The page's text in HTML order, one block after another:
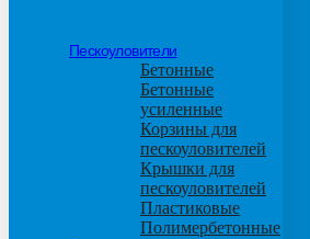
Пескоуловители
Бетонные
Бетонные
усиленные
Корзины для
пескоуловителей
Крышки для
пескоуловителей
Пластиковые
Полимербетонные